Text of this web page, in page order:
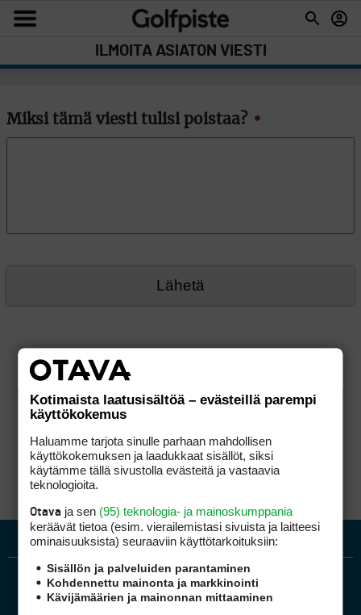
ILMOITA ASIATON VIESTI
Miksi tämä viesti tulisi poistaa? *
Kotimaista laatusisältöä – evästeillä parempi
käyttökokemus
Haluamme tarjota sinulle parhaan mahdollisen
käyttökokemuksen ja laadukkaat sisällöt, siksi
käytämme tällä sivustolla evästeitä ja vastaavia
teknologioita.
Otava ja sen (95) teknologia- ja mainoskumppania
keräävät tietoa (esim. vierailemis­tasi sivuista ja laitteesi
ominaisuuk­sista) seuraaviin käyttötarkoituksiin:
Sisällön ja palveluiden parantaminen
Kohdennettu mainonta ja markkinointi
Kävijämäärien ja mainonnan mittaaminen